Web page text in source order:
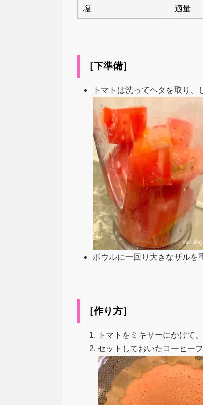
塩 適量
［下準備］
トマトは洗ってヘタを取り、
ボウルに一回り大きなザルを
［作り方］
トマトをミキサーにかけて
セットしておいたコーヒー